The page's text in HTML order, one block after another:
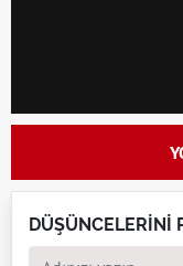
DÜŞÜNCELERİNİ